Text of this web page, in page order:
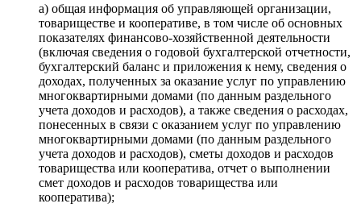
а) общая информация об управляющей организации,
товариществе и кооперативе, в том числе об основных
показателях финансово-хозяйственной деятельности
(включая сведения о годовой бухгалтерской отчетности,
бухгалтерский баланс и приложения к нему, сведения о
доходах, полученных за оказание услуг по управлению
многоквартирными домами (по данным раздельного
учета доходов и расходов), а также сведения о расходах,
понесенных в связи с оказанием услуг по управлению
многоквартирными домами (по данным раздельного
учета доходов и расходов), сметы доходов и расходов
товарищества или кооператива, отчет о выполнении
смет доходов и расходов товарищества или
кооператива);